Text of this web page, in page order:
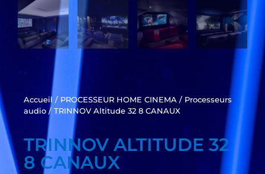
Accueil / PROCESSEUR HOME CINEMA / Processeurs
audio / TRINNOV Altitude 32 8 CANAUX
TRINNOV ALTITUDE 32
8 CANAUX